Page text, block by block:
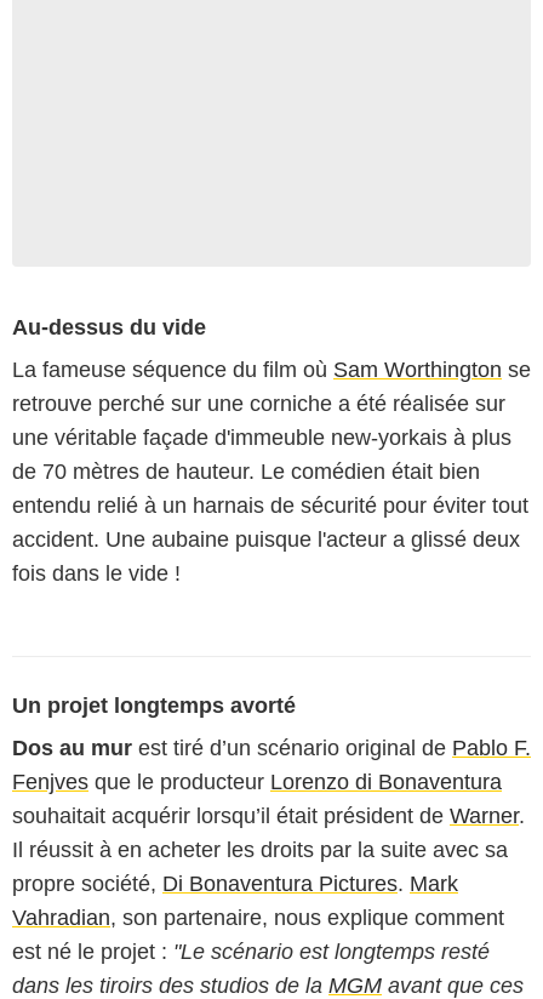
Au-dessus du vide
La fameuse séquence du film où Sam Worthington se
retrouve perché sur une corniche a été réalisée sur
une véritable façade d'immeuble new-yorkais à plus
de 70 mètres de hauteur. Le comédien était bien
entendu relié à un harnais de sécurité pour éviter tout
accident. Une aubaine puisque l'acteur a glissé deux
fois dans le vide !
Un projet longtemps avorté
Dos au mur est tiré d’un scénario original de Pablo F.
Fenjves que le producteur Lorenzo di Bonaventura
souhaitait acquérir lorsqu’il était président de Warner.
Il réussit à en acheter les droits par la suite avec sa
propre société, Di Bonaventura Pictures. Mark
Vahradian, son partenaire, nous explique comment
est né le projet : "Le scénario est longtemps resté
dans les tiroirs des studios de la MGM avant que ces